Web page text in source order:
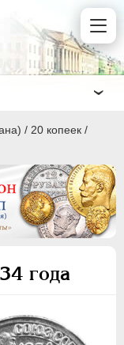
/ 20 копеек /
года